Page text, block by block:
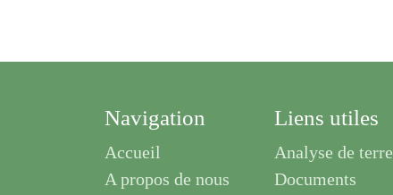
Navigation
Accueil
A propos de nous
Liens utiles
Analyse de terre
Documents